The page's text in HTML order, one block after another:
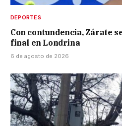
DEPORTES
Con contundencia, Zárate
final en Londrina
6 de agosto de 2026